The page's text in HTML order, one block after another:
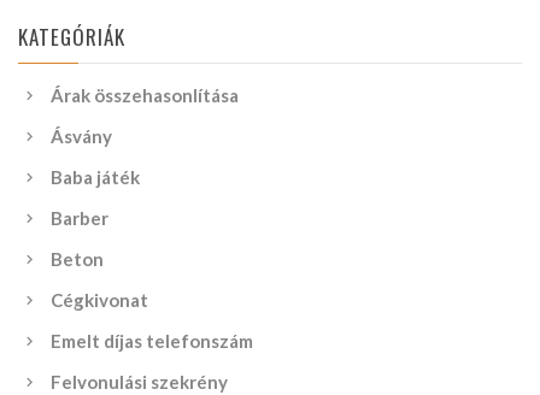
KATEGÓRIÁK
Árak összehasonlítása
Ásvány
Baba játék
Barber
Beton
Cégkivonat
Emelt díjas telefonszám
Felvonulási szekrény